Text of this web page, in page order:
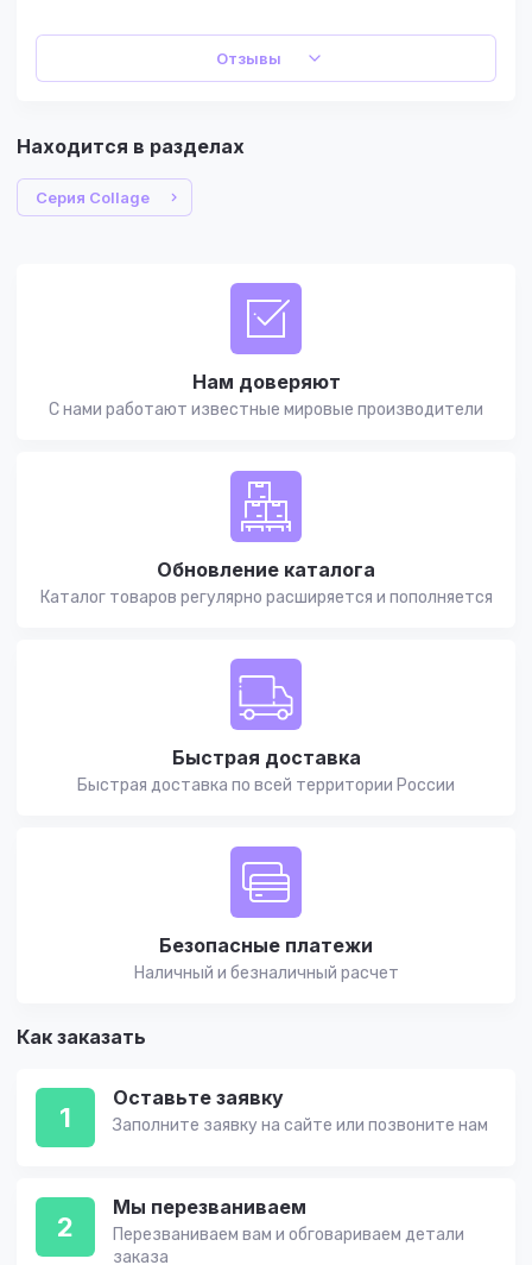
Отзывы
Находится в разделах
Серия Collage
Нам доверяют
С нами работают известные мировые производители
Обновление каталога
Каталог товаров регулярно расширяется и пополняется
Быстрая доставка
Быстрая доставка по всей территории России
Безопасные платежи
Наличный и безналичный расчет
Как заказать
1
Оставьте заявку
Заполните заявку на сайте или позвоните нам
2
Мы перезваниваем
Перезваниваем вам и обговариваем детали
заказа